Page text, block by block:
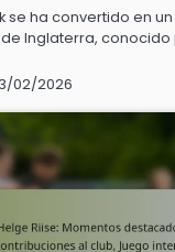
se ha convertido en
Inglaterra, conocido
02/2026